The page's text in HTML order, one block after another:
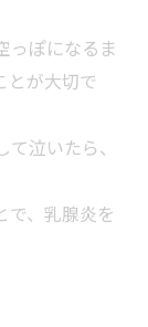
っぽになるま
とが大切で
泣いたら、
で、乳腺炎を